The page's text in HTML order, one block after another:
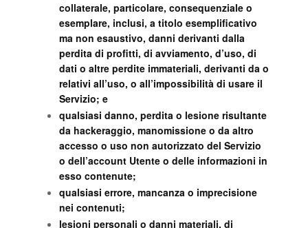
collaterale, particolare, consequenziale o
esemplare, inclusi, a titolo esemplificativo
ma non esaustivo, danni derivanti dalla
perdita di profitti, di avviamento, d’uso, di
dati o altre perdite immateriali, derivanti da o
relativi all’uso, o all’impossibilità di usare il
Servizio; e
qualsiasi danno, perdita o lesione risultante
da hackeraggio, manomissione o da altro
accesso o uso non autorizzato del Servizio
o dell’account Utente o delle informazioni in
esso contenute;
qualsiasi errore, mancanza o imprecisione
nei contenuti;
lesioni personali o danni materiali, di